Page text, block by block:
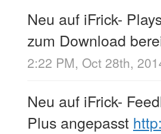
Neu auf iFrick-
zum Download
2:22 PM, Oct 28th,
Neu auf iFrick-
Plus angepasst